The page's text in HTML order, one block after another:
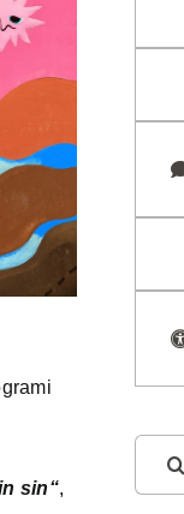
sin“,
Traži...